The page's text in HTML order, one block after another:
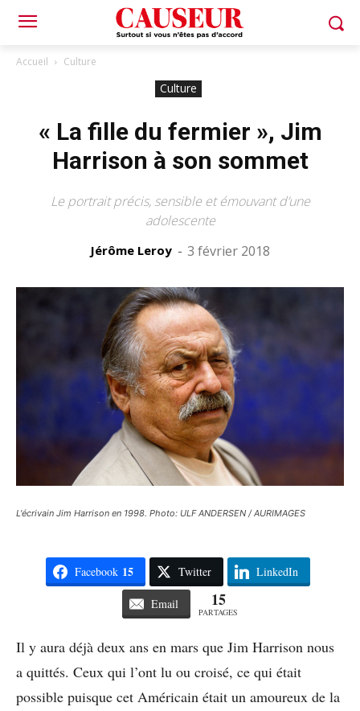
Accueil Culture
Culture
« La fille du fermier », Jim
Harrison à son sommet
Le portrait précis, sensible et émouvant d’une
adolescente
Jérôme Leroy - 3 février 2018
L'écrivain Jim Harrison en 1998. Photo: ULF ANDERSEN / AURIMAGES
Facebook 15 Twitter LinkedIn
Email 15
PARTAGES
Il y aura déjà deux ans en mars que Jim Harrison nous
a quittés. Ceux qui l’ont lu ou croisé, ce qui était
possible puisque cet Américain était un amoureux de la